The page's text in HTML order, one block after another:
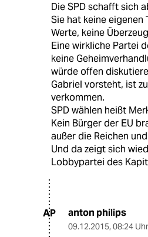
Die SPD schafft sich
Sie hat keine eigenen
Werte, keine
Eine wirkliche Partei
keine
würde offen
Gabriel vorsteht, ist
verkommen.
SPD wählen heißt
Kein Bürger der EU
außer die Reichen
Und da zeigt sich
Lobbypartei des
AP anton philips
09.12.2015, 08:24 Uhr